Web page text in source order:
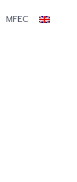
MFEC